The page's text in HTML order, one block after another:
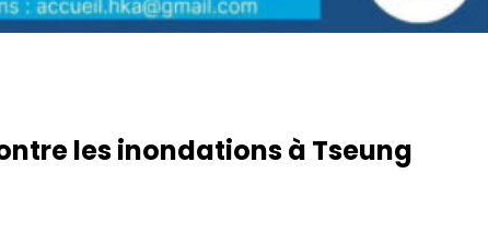
les inondations à Tseung